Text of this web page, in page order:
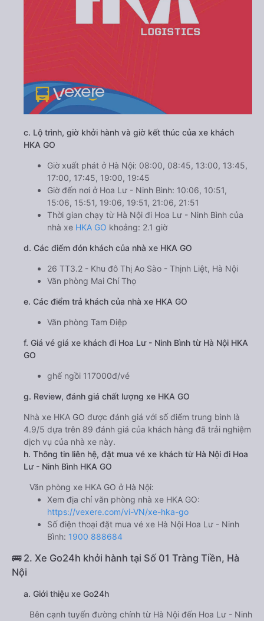
c. Lộ trình, giờ khởi hành và giờ kết thúc của xe khách
HKA GO
Giờ xuất phát ở Hà Nội: 08:00, 08:45, 13:00, 13:45,
17:00, 17:45, 19:00, 19:45
Giờ đến nơi ở Hoa Lư - Ninh Bình: 10:06, 10:51,
15:06, 15:51, 19:06, 19:51, 21:06, 21:51
Thời gian chạy từ Hà Nội đi Hoa Lư - Ninh Bình của
nhà xe HKA GO khoảng: 2.1 giờ
d. Các điểm đón khách của nhà xe HKA GO
26 TT3.2 - Khu đô Thị Ao Sào - Thịnh Liệt, Hà Nội
Văn phòng Mai Chí Thọ
e. Các điểm trả khách của nhà xe HKA GO
Văn phòng Tam Điệp
f. Giá vé giá xe khách đi Hoa Lư - Ninh Bình từ Hà Nội HKA
GO
ghế ngồi 117000đ/vé
g. Review, đánh giá chất lượng xe HKA GO
Nhà xe HKA GO được đánh giá với số điểm trung bình là
4.9/5 dựa trên 89 đánh giá của khách hàng đã trải nghiệm
dịch vụ của nhà xe này.
h. Thông tin liên hệ, đặt mua vé xe khách từ Hà Nội đi Hoa
Lư - Ninh Bình HKA GO
Văn phòng xe HKA GO ở Hà Nội:
Xem địa chỉ văn phòng nhà xe HKA GO:
https://vexere.com/vi-VN/xe-hka-go
Số điện thoại đặt mua vé xe Hà Nội Hoa Lư - Ninh
Bình: 1900 888684
🚌 2. Xe Go24h khởi hành tại Số 01 Tràng Tiền, Hà
Nội
a. Giới thiệu xe Go24h
Bên cạnh tuyến đường chính từ Hà Nội đến Hoa Lư - Ninh